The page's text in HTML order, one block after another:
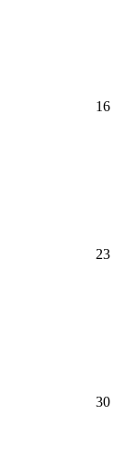
16
23
30